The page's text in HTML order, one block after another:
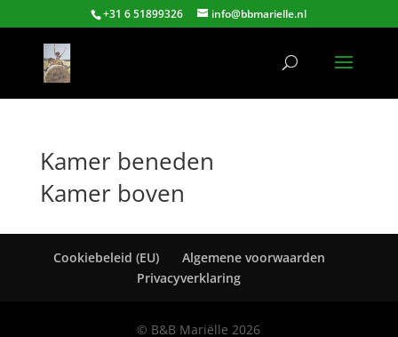
+31 6 51899326 info@bbmarielle.nl
Kamer beneden
Kamer boven
Cookiebeleid (EU)
Algemene voorwaarden
Privacyverklaring
© B&B Mariëlle 2026